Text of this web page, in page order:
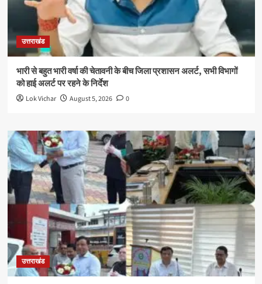
उत्तराखंड
भारी से बहुत भारी वर्षा की चेतावनी के बीच जिला प्रशासन अलर्ट, सभी विभागों
को हाई अलर्ट पर रहने के निर्देश
Lok Vichar August 5, 2026 0
उत्तराखंड